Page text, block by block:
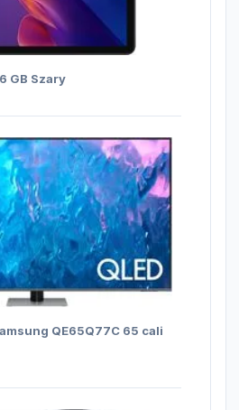
GB Szary
QE65Q77C 65 cali